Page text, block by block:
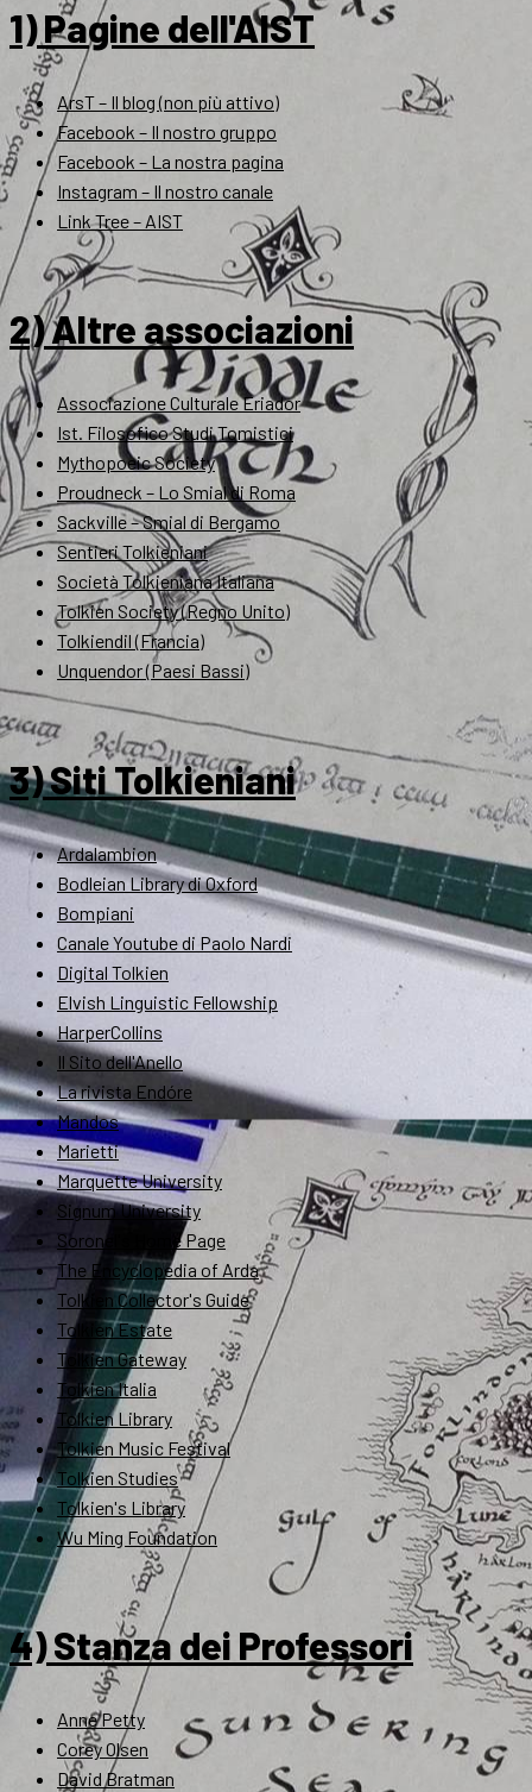
1) Pagine dell'AIST
ArsT – Il blog (non più attivo)
Facebook – Il nostro gruppo
Facebook – La nostra pagina
Instagram – Il nostro canale
Link Tree – AIST
2) Altre associazioni
Associazione Culturale Eriador
Ist. Filosofico Studi Tomistici
Mythopoeic Society
Proudneck – Lo Smial di Roma
Sackville – Smial di Bergamo
Sentieri Tolkieniani
Società Tolkieniana Italiana
Tolkien Society (Regno Unito)
Tolkiendil (Francia)
Unquendor (Paesi Bassi)
3) Siti Tolkieniani
Ardalambion
Bodleian Library di Oxford
Bompiani
Canale Youtube di Paolo Nardi
Digital Tolkien
Elvish Linguistic Fellowship
HarperCollins
Il Sito dell'Anello
La rivista Endóre
Mandos
Marietti
Marquette University
Signum University
Soronel's Home Page
The Encyclopedia of Arda
Tolkien Collector's Guide
Tolkien Estate
Tolkien Gateway
Tolkien Italia
Tolkien Library
Tolkien Music Festival
Tolkien Studies
Tolkien's Library
Wu Ming Foundation
4) Stanza dei Professori
Anne Petty
Corey Olsen
David Bratman